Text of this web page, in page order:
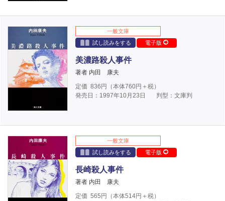
一般文庫
試し読みをする
電子版
美濃路殺人事件
著者 内田 康夫
定価 836 円（本体760円＋税）
発売日：1997年10月23日
判型：文庫判
一般文庫
試し読みをする
電子版
長崎殺人事件
著者 内田 康夫
定価 565 円（本体514円＋税）